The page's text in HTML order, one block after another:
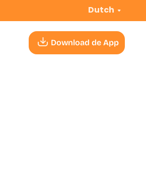
Dutch
Download de App